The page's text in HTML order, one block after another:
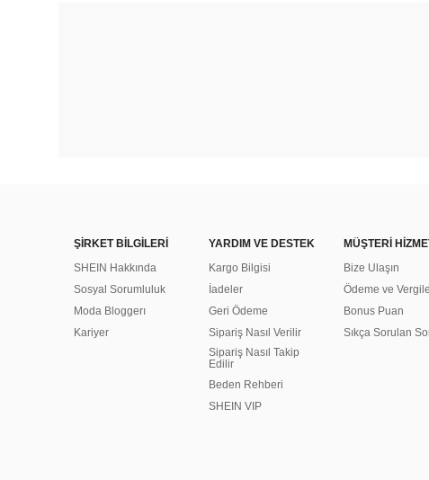
ŞİRKET BİLGİLERİ
SHEIN Hakkında
Sosyal Sorumluluk
Moda Bloggerı
Kariyer
YARDIM VE DESTEK
Kargo Bilgisi
İadeler
Geri Ödeme
Sipariş Nasıl Verilir
Sipariş Nasıl Takip
Edilir
Beden Rehberi
SHEIN VIP
MÜŞTERİ
Bize Ulaşın
Ödeme ve
Bonus Puan
Sıkça Sorulan